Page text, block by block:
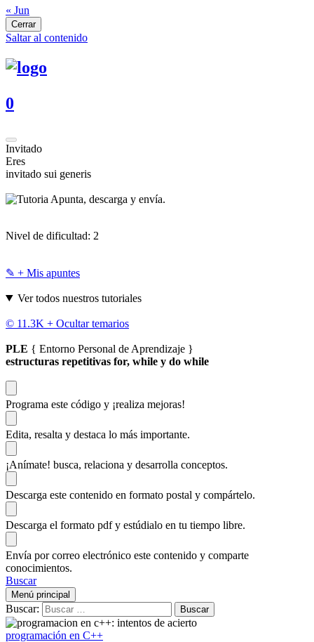
« Jun
Cerrar
Saltar al contenido
0
Invitado
Eres
invitado sui generis
Apunta, descarga y envía.
Nivel de dificultad: 2
✎ + Mis apuntes
Ver todos nuestros tutoriales
© 11.3K + Ocultar temarios
PLE { Entorno Personal de Aprendizaje }
estructuras repetitivas for, while y do while
Programa este código y ¡realiza mejoras!
Edita, resalta y destaca lo más importante.
¡Anímate! busca, relaciona y desarrolla conceptos.
Descarga este contenido en formato postal y compártelo.
Descarga el formato pdf y estúdialo en tu tiempo libre.
Envía por correo electrónico este contenido y comparte
conocimientos.
Buscar
Menú principal
Buscar:
programación en C++